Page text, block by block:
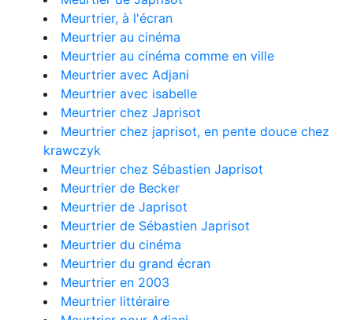
Meurtrier, à l'écran
Meurtrier au cinéma
Meurtrier au cinéma comme en ville
Meurtrier avec Adjani
Meurtrier avec isabelle
Meurtrier chez Japrisot
Meurtrier chez japrisot, en pente douce chez
krawczyk
Meurtrier chez Sébastien Japrisot
Meurtrier de Becker
Meurtrier de Japrisot
Meurtrier de Sébastien Japrisot
Meurtrier du cinéma
Meurtrier du grand écran
Meurtrier en 2003
Meurtrier littéraire